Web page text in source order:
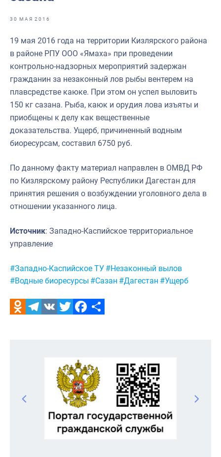
Научно-практическая литература
Отрасль в цифрах
Инфографика
Большая африканская экспедиция
30 МАЯ 2016
19 мая 2016 года на территории Кизлярского района
в районе РПУ ООО «Ямаха» при проведении
контрольно-надзорных мероприятий задержан
гражданин за незаконный лов рыбы вентерем на
плавсредстве каюке. При этом он успел выловить
150 кг сазана. Рыба, каюк и орудия лова изъяты и
приобщены к делу как вещественные
доказательства. Ущерб, причиненный водным
биоресурсам, составил 6750 руб.
По данному факту материал направлен в ОМВД РФ
по Кизлярскому району Республики Дагестан для
принятия решения о возбуждении уголовного дела в
отношении указанного лица.
Источник: Западно-Каспийское территориальное
управление
Метки:
#Западно-Каспийское ТУ #Незаконный вылов
#Водные биоресурсы #Сазан #Дагестан #Ущерб